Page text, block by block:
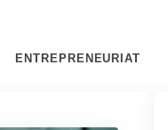
ENTREPRENEURIAT